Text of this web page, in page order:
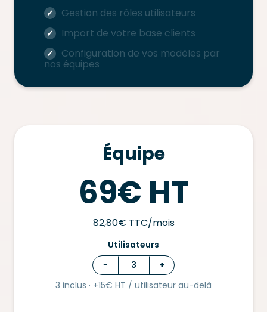
✓ Gestion des rôles utilisateurs
✓ Import de votre base clients
✓ Configuration de vos modèles par
nos équipes
Équipe
69€ HT
82,80€ TTC/mois
Utilisateurs
−
+
3 inclus · +15€ HT / utilisateur au-delà